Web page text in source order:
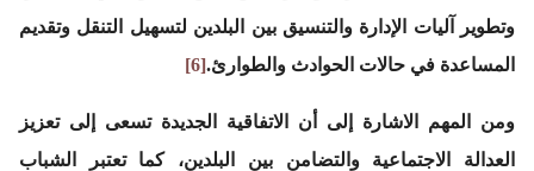
وتطوير آليات الإدارة والتنسيق بين البلدين لتسهيل التنقل وتقديم
المساعدة في حالات الحوادث والطوارئ.[6]
ومن المهم الاشارة إلى أن الاتفاقية الجديدة تسعى إلى تعزيز
العدالة الاجتماعية والتضامن بين البلدين، كما تعتبر الشباب